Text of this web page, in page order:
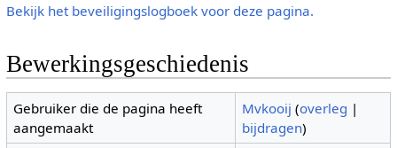
Bekijk het beveiligingslogboek voor deze pagina.
Bewerkingsgeschiedenis
Gebruiker die de pagina heeft
aangemaakt
Mvkooij (overleg |
bijdragen)